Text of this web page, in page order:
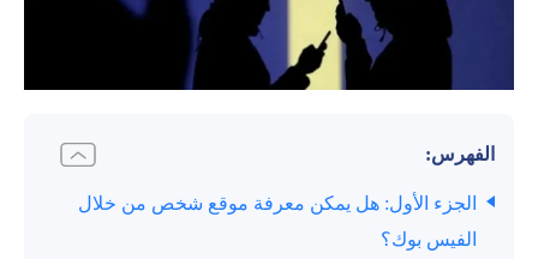
الفهرس:
الجزء الأول: هل يمكن معرفة موقع شخص من خلال
الفيس بوك؟